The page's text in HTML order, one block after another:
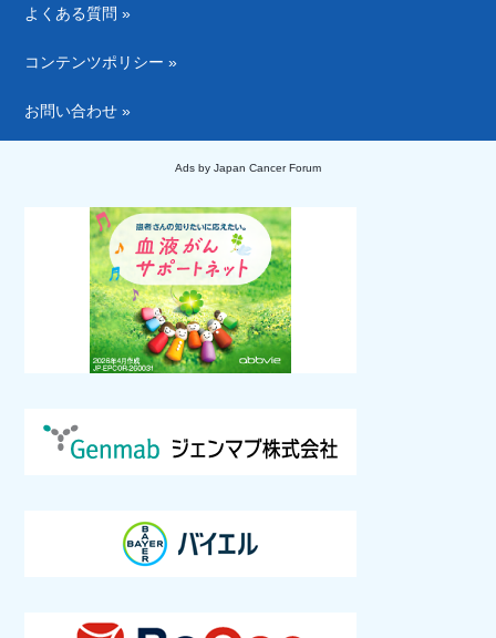
よくある質問 »
コンテンツポリシー »
お問い合わせ »
Ads by Japan Cancer Forum